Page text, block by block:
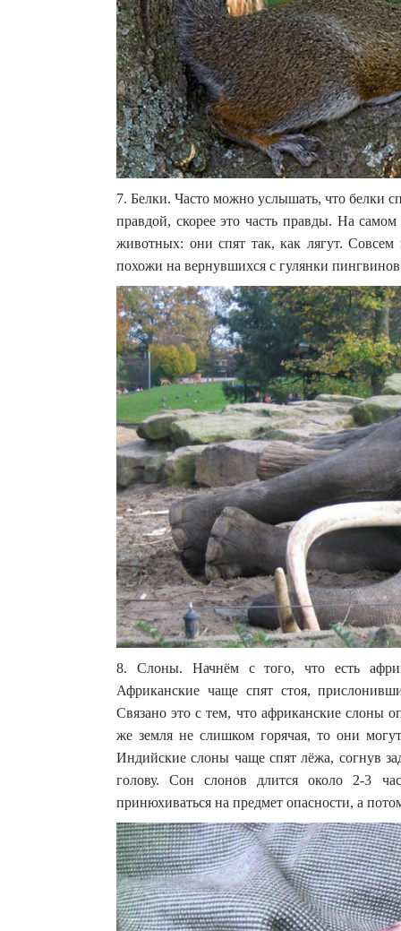
7. Белки. Часто можно услышать, что белки
правдой, скорее это часть правды. На
животных: они спят так, как лягут.
похожи на вернувшихся с гулянки
8. Слоны. Начнём с того, что есть
Африканские чаще спят стоя,
Связано это с тем, что африканские слоны
же земля не слишком горячая, то они
Индийские слоны чаще спят лёжа, согнув
голову. Сон слонов длится около 2-3
принюхиваться на предмет опасности, а